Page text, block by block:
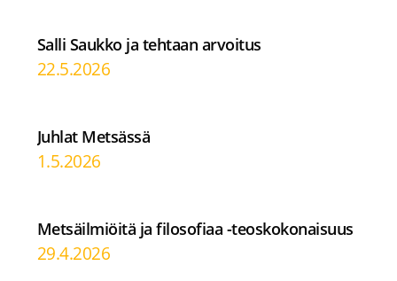
Salli Saukko ja tehtaan arvoitus
22.5.2026
Juhlat Metsässä
1.5.2026
Metsäilmiöitä ja filosofiaa -teoskokonaisuus
29.4.2026